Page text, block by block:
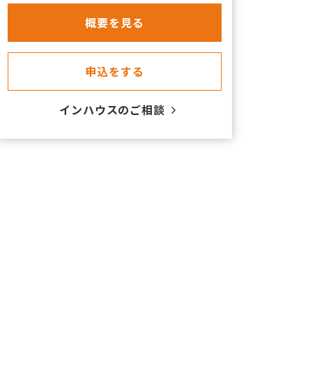
​概要を見る
申込をする
​インハウスのご相談